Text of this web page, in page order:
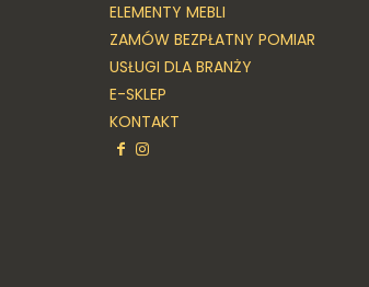
ELEMENTY MEBLI
ZAMÓW BEZPŁATNY POMIAR
USŁUGI DLA BRANŻY
E-SKLEP
KONTAKT